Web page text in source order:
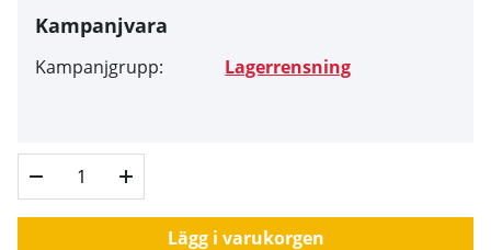
Kampanjvara
Kampanjgrupp: Lagerrensning
Lägg i varukorgen